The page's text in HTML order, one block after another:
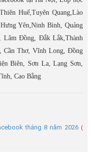
Huế,Tuyên Quang,Lào
Yên,Ninh Bình, Quảng
Lâm Đồng, Đắk Lắk,Thành
Cần Thơ, Vĩnh Long, Đồng
Biên, Sơn La, Lạng Sơn,
Cao Bằng
tháng 8 năm 2026 (